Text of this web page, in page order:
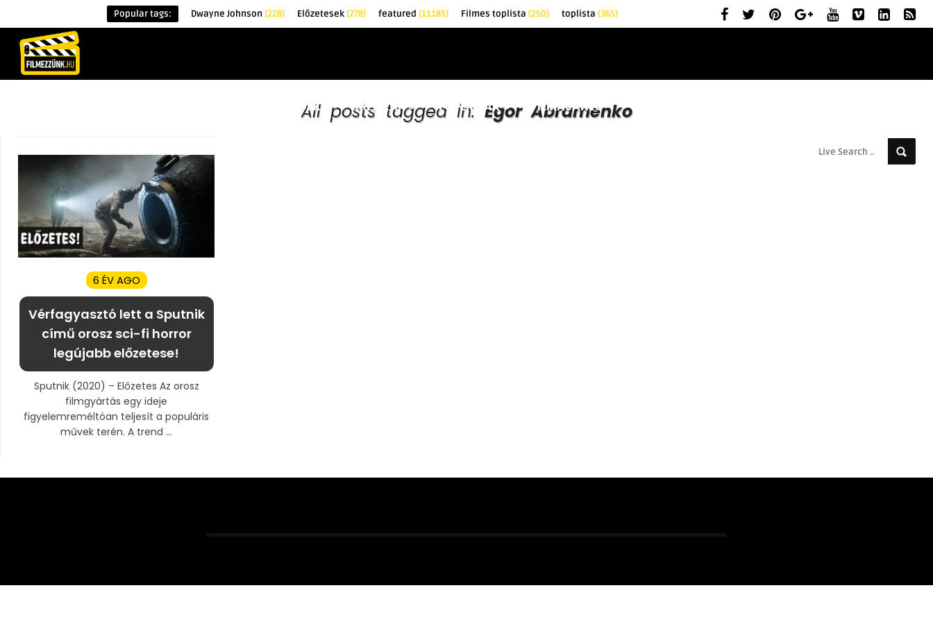
Popular tags: Dwayne Johnson (228) Előzetesek(278) featured (11185) Filmes toplista (250) toplista (365)
ÉRDEKESSÉGEK KRITIKÁK TOPLISTÁK FILMAJÁNLÓ
All posts tagged in: Egor Abramenko
6 ÉV AGO
Vérfagyasztó lett a Sputnik
című orosz sci-fi horror
legújabb előzetese!
Sputnik (2020) – Előzetes Az orosz
filmgyártás egy ideje
figyelemreméltóan teljesít a populáris
művek terén. A trend ...